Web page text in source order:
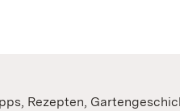
Rezepten,